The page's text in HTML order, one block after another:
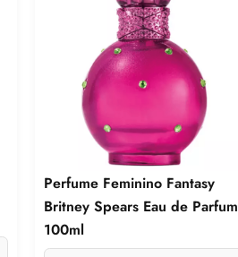
Perfume Feminino Fantasy
Britney Spears Eau de Parfum
100ml